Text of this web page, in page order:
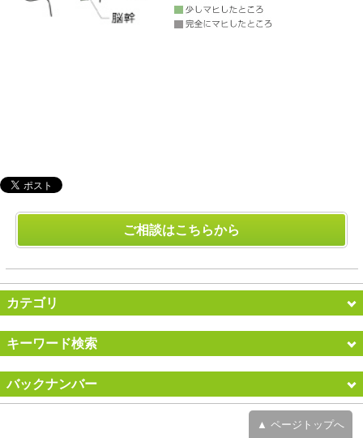
ご相談はこちらから
カテゴリ
キーワード検索
バックナンバー
▲ ページトップへ